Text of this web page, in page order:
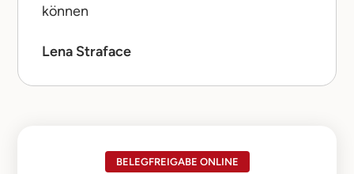
können
Lena Straface
BELEGFREIGABE ONLINE